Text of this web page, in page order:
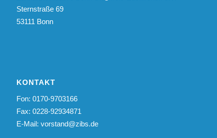
Sternstraße 69
53111 Bonn
KONTAKT
Fon: 0170-9703166
Fax: 0228-92934871
E-Mail: vorstand@zibs.de